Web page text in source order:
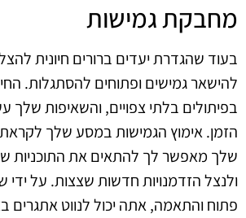
מחבקת גמישות
בעוד שהגדרת יעדים ברורים חיונית
להישאר גמישים ופתוחים להסתגלות.
בפיתולים בלתי צפויים, והשאיפות שלך
הזמן. אימוץ הגמישות במסע שלך
שלך מאפשר לך להתאים את התוכניות
ולנצל הזדמנויות חדשות שצצות. על
פתוח והתאמה, אתה יכול לנווט אתגרים